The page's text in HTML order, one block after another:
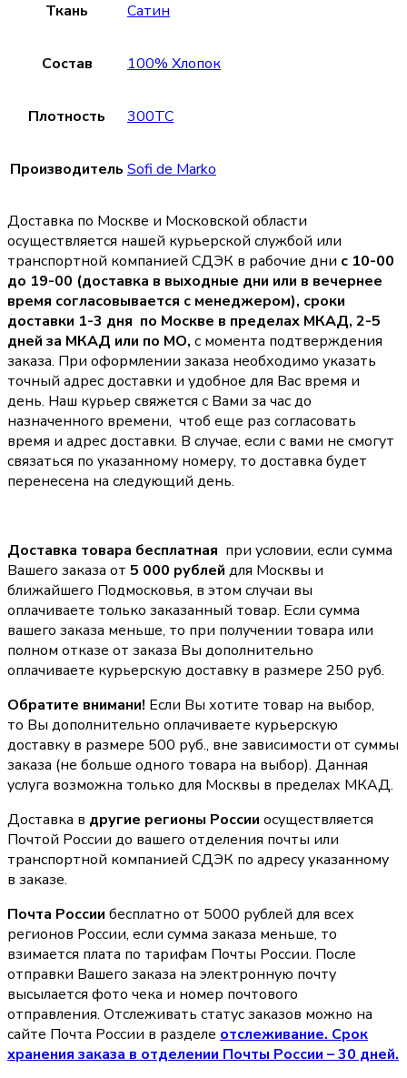
Ткань Сатин
Состав 100% Хлопок
Плотность 300TC
Производитель Sofi de Marko
Доставка по Москве и Московской области
осуществляется нашей курьерской службой или
транспортной компанией СДЭК в рабочие дни с 10-00
до 19-00 (доставка в выходные дни или в вечернее
время согласовывается с менеджером), сроки
доставки 1-3 дня по Москве в пределах МКАД, 2-5
дней за МКАД или по МО, с момента подтверждения
заказа. При оформлении заказа необходимо указать
точный адрес доставки и удобное для Вас время и
день. Наш курьер свяжется с Вами за час до
назначенного времени, чтоб еще раз согласовать
время и адрес доставки. В случае, если с вами не смогут
связаться по указанному номеру, то доставка будет
перенесена на следующий день.
Доставка товара бесплатная при условии, если сумма
Вашего заказа от 5 000 рублей для Москвы и
ближайшего Подмосковья, в этом случаи вы
оплачиваете только заказанный товар. Если сумма
вашего заказа меньше, то при получении товара или
полном отказе от заказа Вы дополнительно
оплачиваете курьерскую доставку в размере 250 руб.
Обратите внимани! Если Вы хотите товар на выбор,
то Вы дополнительно оплачиваете курьерскую
доставку в размере 500 руб., вне зависимости от суммы
заказа (не больше одного товара на выбор). Данная
услуга возможна только для Москвы в пределах МКАД.
Доставка в другие регионы России осуществляется
Почтой России до вашего отделения почты или
транспортной компанией СДЭК по адресу указанному
в заказе.
Почта России бесплатно от 5000 рублей для всех
регионов России, если сумма заказа меньше, то
взимается плата по тарифам Почты России. После
отправки Вашего заказа на электронную почту
высылается фото чека и номер почтового
отправления. Отслеживать статус заказов можно на
сайте Почта России в разделе oтслеживание. Срок
хранения заказа в отделении Почты России – 30 дней.